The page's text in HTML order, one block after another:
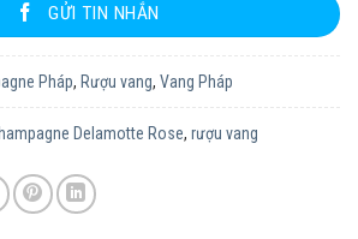
GỬI TIN NHẮN
Pháp, Rượu vang, Vang Pháp
Delamotte Rose, rượu vang